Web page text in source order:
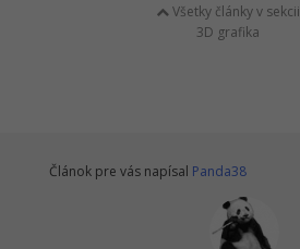
Všetky články v sekcii
3D grafika
Článok pre vás napísal Panda38